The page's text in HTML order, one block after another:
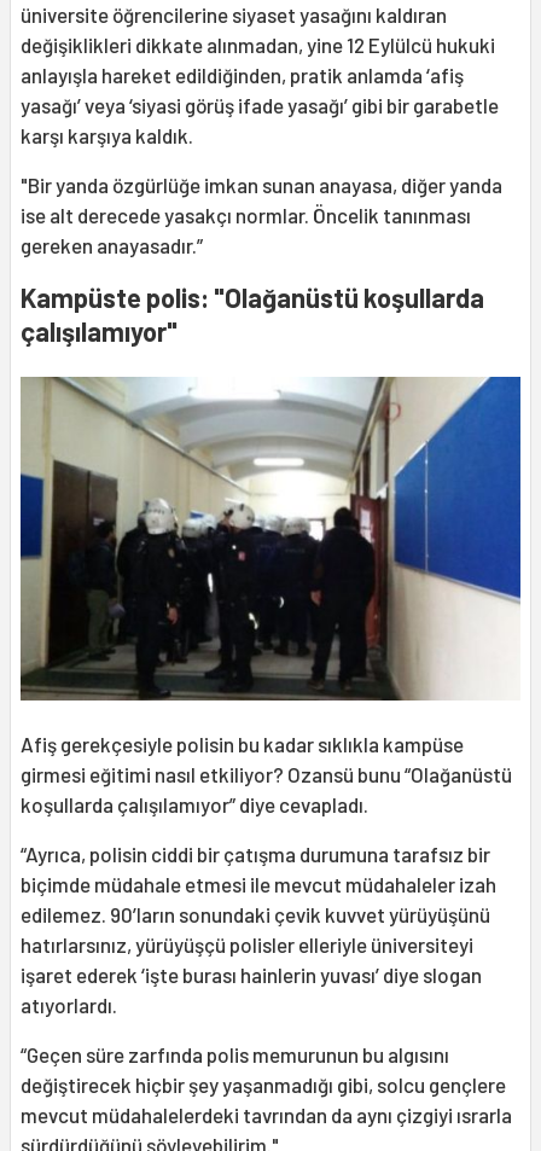
üniversite öğrencilerine siyaset yasağını kaldıran
değişiklikleri dikkate alınmadan, yine 12 Eylülcü hukuki
anlayışla hareket edildiğinden, pratik anlamda ‘afiş
yasağı’ veya ‘siyasi görüş ifade yasağı’ gibi bir garabetle
karşı karşıya kaldık.
"Bir yanda özgürlüğe imkan sunan anayasa, diğer yanda
ise alt derecede yasakçı normlar. Öncelik tanınması
gereken anayasadır.”
Kampüste polis: "Olağanüstü koşullarda
çalışılamıyor"
Afiş gerekçesiyle polisin bu kadar sıklıkla kampüse
girmesi eğitimi nasıl etkiliyor? Ozansü bunu “Olağanüstü
koşullarda çalışılamıyor” diye cevapladı.
“Ayrıca, polisin ciddi bir çatışma durumuna tarafsız bir
biçimde müdahale etmesi ile mevcut müdahaleler izah
edilemez. 90’ların sonundaki çevik kuvvet yürüyüşünü
hatırlarsınız, yürüyüşçü polisler elleriyle üniversiteyi
işaret ederek ‘işte burası hainlerin yuvası’ diye slogan
atıyorlardı.
“Geçen süre zarfında polis memurunun bu algısını
değiştirecek hiçbir şey yaşanmadığı gibi, solcu gençlere
mevcut müdahalelerdeki tavrından da aynı çizgiyi ısrarla
sürdürdüğünü söyleyebilirim."